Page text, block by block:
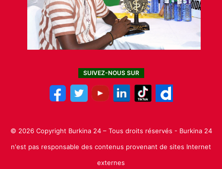
SUIVEZ-NOUS SUR
© 2026 Copyright Burkina 24 – Tous droits réservés - Burkina 24
n'est pas responsable des contenus provenant de sites Internet
externes